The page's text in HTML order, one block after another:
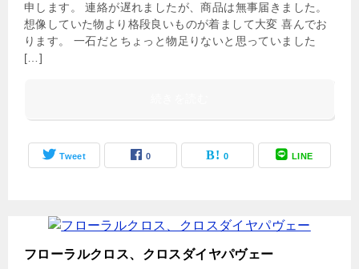
申します。 連絡が遅れましたが、商品は無事届きました。
想像していた物より格段良いものが着まして大変 喜んでお
ります。 一石だとちょっと物足りないと思っていました
[…]
Tweet 0 0 LINE
フローラルクロス、クロスダイヤパヴェー